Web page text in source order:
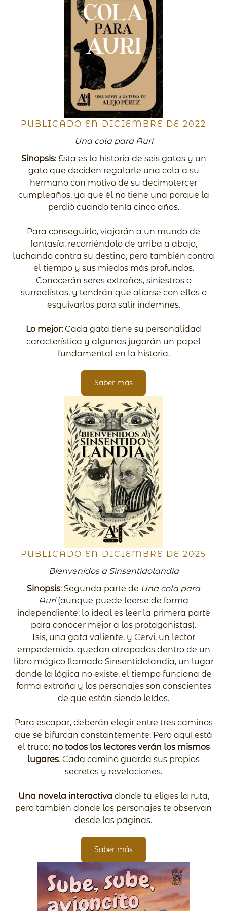
PUBLICADO EN DICIEMBRE DE 2022
Una cola para Auri
Sinopsis: Esta es la historia de seis gatas y un
gato que deciden regalarle una cola a su
hermano con motivo de su decimotercer
cumpleaños, ya que él no tiene una porque la
perdió cuando tenía cinco años.
Para conseguirlo, viajarán a un mundo de
fantasía, recorriéndolo de arriba a abajo,
luchando contra su destino, pero también contra
el tiempo y sus miedos más profundos.
Conocerán seres extraños, siniestros o
surrealistas, y tendrán que aliarse con ellos o
esquivarlos para salir indemnes.
Lo mejor:Cada gata tiene su personalidad
característica y algunas jugarán un papel
fundamental en la historia.
Saber más
PUBLICADO EN DICIEMBRE DE 2025
Bienvenidos a Sinsentidolandia
Sinopsis: Segunda parte de Una cola para
Auri(aunque puede leerse de forma
independiente; lo ideal es leer la primera parte
para conocer mejor a los protagonistas).
Isis, una gata valiente, y Cervi, un lector
empedernido, quedan atrapados dentro de un
libro mágico llamado Sinsentidolandia, un lugar
donde la lógica no existe, el tiempo funciona de
forma extraña y los personajes son conscientes
de que están siendo leídos.
Para escapar, deberán elegir entre tres caminos
que se bifurcan constantemente. Pero aquí está
el truco: no todos los lectores verán los mismos
lugares. Cada camino guarda sus propios
secretos y revelaciones.
Una novela interactiva donde tú eliges la ruta,
pero también donde los personajes te observan
desde las páginas.
Saber más